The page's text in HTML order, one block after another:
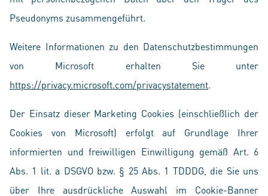
Pseudonyms zusammengeführt.
Weitere Informationen zu den Datenschutzbestimmungen
von Microsoft erhalten Sie unter
https://privacy.microsoft.com/privacystatement.
Der Einsatz dieser Marketing Cookies (einschließlich der
Cookies von Microsoft) erfolgt auf Grundlage Ihrer
informierten und freiwilligen Einwilligung gemäß Art. 6
Abs. 1 lit. a DSGVO bzw. § 25 Abs. 1 TDDDG, die Sie uns
über Ihre ausdrückliche Auswahl im Cookie-Banner